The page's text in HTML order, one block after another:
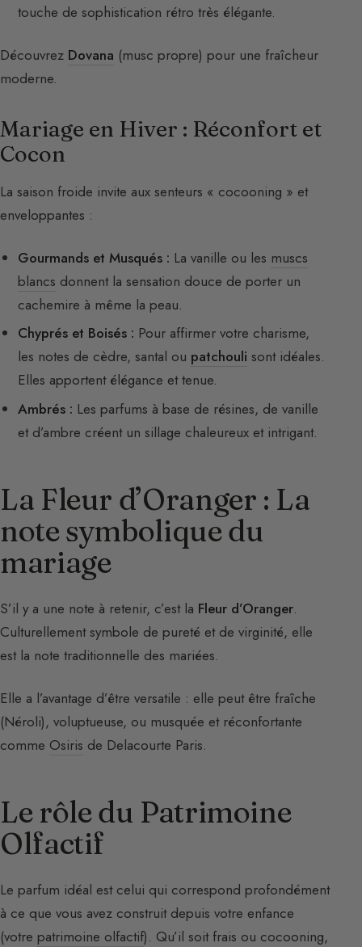
touche de sophistication rétro très élégante.
Découvrez Dovana (musc propre) pour une fraîcheur
moderne.
Mariage en Hiver : Réconfort et
Cocon
La saison froide invite aux senteurs « cocooning » et
enveloppantes :
Gourmands et Musqués : La vanille ou les muscs
blancs donnent la sensation douce de porter un
cachemire à même la peau.
Chyprés et Boisés : Pour affirmer votre charisme,
les notes de cèdre, santal ou patchouli sont idéales.
Elles apportent élégance et tenue.
Ambrés : Les parfums à base de résines, de vanille
et d’ambre créent un sillage chaleureux et intrigant.
La Fleur d’Oranger : La
note symbolique du
mariage
S’il y a une note à retenir, c’est la Fleur d’Oranger.
Culturellement symbole de pureté et de virginité, elle
est la note traditionnelle des mariées.
Elle a l’avantage d’être versatile : elle peut être fraîche
(Néroli), voluptueuse, ou musquée et réconfortante
comme Osiris de Delacourte Paris.
Le rôle du Patrimoine
Olfactif
Le parfum idéal est celui qui correspond profondément
à ce que vous avez construit depuis votre enfance
(votre patrimoine olfactif). Qu’il soit frais ou cocooning,